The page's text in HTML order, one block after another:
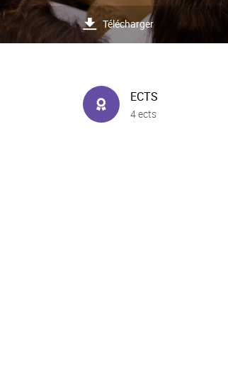
Télécharger
ECTS
4 ects